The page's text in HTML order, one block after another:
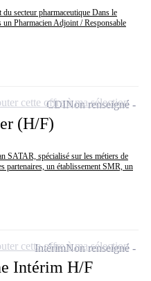
secteur pharmaceutique Dans le
un Pharmacien Adjoint / Responsable
(H/F)
SATAR, spécialisé sur les métiers de
partenaires, un établissement SMR, un
CDINon renseigné
cette offre à ma sélection
Intérim H/F
IntérimNon renseigné
cette offre à ma sélection